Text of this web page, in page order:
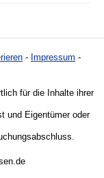
- Impressum -
für die Inhalte ihrer
und Eigentümer oder